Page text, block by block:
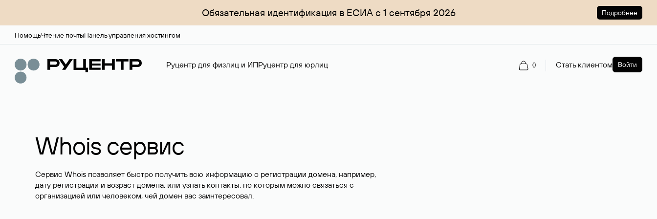
Обязательная идентификация в ЕСИА с 1 сентября 2026 Подробнее
ПомощьЧтение почтыПанель управления хостингом
Руцентр для физлиц и ИПРуцентр для юрлиц 0 Стать клиентом Войти
Whois сервис
Сервис Whois позволяет быстро получить всю информацию о регистрации домена, например,
дату регистрации и возраст домена, или узнать контакты, по которым можно связаться с
организацией или человеком, чей домен вас заинтересовал.